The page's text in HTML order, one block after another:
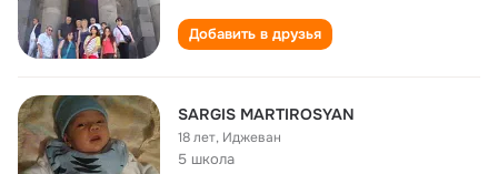
Добавить в друзья
SARGIS MARTIROSYAN
18 лет, Иджеван
5 школа